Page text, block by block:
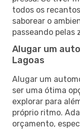
todos os
saborear o
passeando pelas
Alugar um
Lagoas
Alugar um
ser uma ótima
explorar para
próprio ritmo.
orçamento,